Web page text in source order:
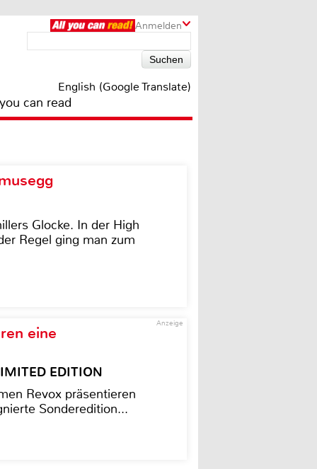
Anmelden
English (Google Translate)
can read
Glocke. In der High
Regel ging man zum
Anzeige
eine
EDITION
Revox präsentieren
Sonderedition...